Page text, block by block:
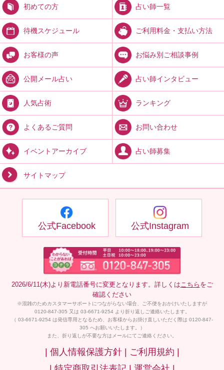
初めての方 占い師一覧
待機スケジュール ご利用料金・支払い方法
お客様の声 お悩み別ご相談事例
公開メール占い 占い師インタビュー
人気占術 ランキング
よくあるご質問 お問い合わせ
イベントアーカイブ 占い師募集
サイトマップ
公式Facebook 公式Instagram
2026/6/11(木)より新電話番号に変更となります。詳しくは こちら をご
確認ください
※混雑のためカスタマーサポートにつながらない場合、ご不便をおかけいたしますが
0120-847-305 又は 03-6671-9254 より折り返しご連絡いたします。
（ 03-6671-9254 は発信専用となるため、お客様からお掛け直しいただく際は 0120-847-
305 へお願いいたします。）
また、折り返しが不要な方はメールにてご連絡ください。
| 個人情報保護方針 | ご利用規約 |